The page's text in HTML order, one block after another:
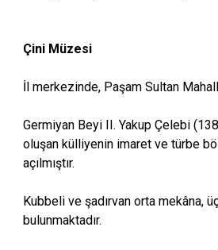
Çini Müzesi
İl merkezinde, Paşam Sultan
Germiyan Beyi II. Yakup Çelebi
oluşan külliyenin imaret ve türbe
açılmıştır.
Kubbeli ve şadırvan orta mekâna,
bulunmaktadır.